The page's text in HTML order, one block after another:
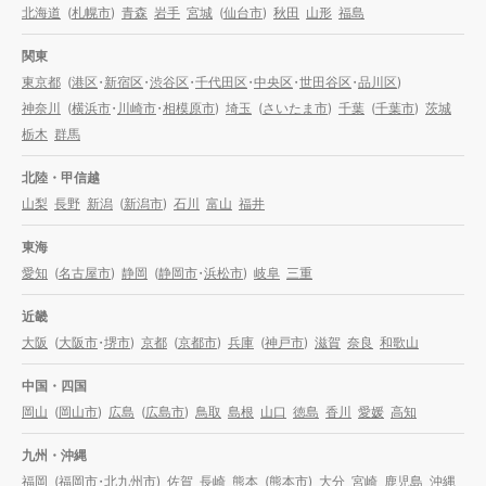
北海道 (札幌市) 青森 岩手 宮城 (仙台市) 秋田 山形 福島
関東
東京都 (港区・新宿区・渋谷区・千代田区・中央区・世田谷区・品川区)
神奈川
(横浜市・川崎市・相模原市) 埼玉 (さいたま市) 千葉 (千葉市) 茨城
栃木 群馬
北陸・甲信越
山梨 長野 新潟 (新潟市) 石川 富山 福井
東海
愛知 (名古屋市) 静岡 (静岡市・浜松市) 岐阜 三重
近畿
大阪 (大阪市・堺市) 京都 (京都市) 兵庫 (神戸市) 滋賀 奈良 和歌山
中国・四国
岡山 (岡山市) 広島 (広島市) 鳥取 島根 山口 徳島 香川 愛媛 高知
九州・沖縄
福岡 (福岡市・北九州市) 佐賀 長崎 熊本 (熊本市) 大分 宮崎 鹿児島 沖縄